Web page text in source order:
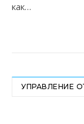
как…
УПРАВЛЕНИЕ